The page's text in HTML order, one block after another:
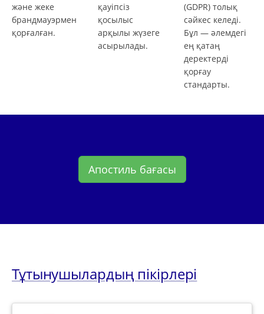
және жеке
брандмауэрмен
қорғалған.
қауіпсіз
қосылыс
арқылы жүзеге
асырылады.
(GDPR) толық
сәйкес келеді.
Бұл — әлемдегі
ең қатаң
деректерді
қорғау
стандарты.
Апостиль бағасы
Тұтынушылардың пікірлері